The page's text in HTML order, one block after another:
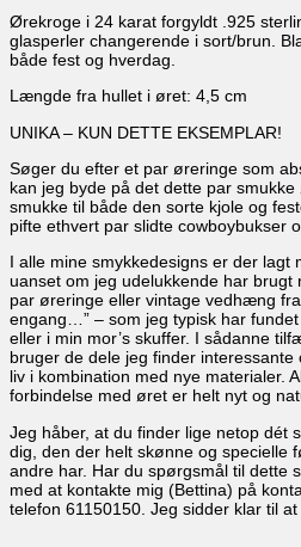
Ørekroge i 24 karat forgyldt .925
glasperler changerende i sort/brun.
både fest og hverdag.
Længde fra hullet i øret: 4,5 cm
UNIKA – KUN DETTE EKSEMPLAR!
Søger du efter et par øreringe som
kan jeg byde på det dette par
smukke til både den sorte kjole og
pifte ethvert par slidte cowboybukser
I alle mine smykkedesigns er der
uanset om jeg udelukkende har brugt
par øreringe eller vintage vedhæng
engang…” – som jeg typisk har
eller i min mor’s skuffer. I sådanne
bruger de dele jeg finder
liv i kombination med nye materialer.
forbindelse med øret er helt nyt og
Jeg håber, at du finder lige netop dét
dig, den der helt skønne og specielle
andre har. Har du spørgsmål til dette
med at kontakte mig (Bettina) på
telefon 61150150. Jeg sidder klar til